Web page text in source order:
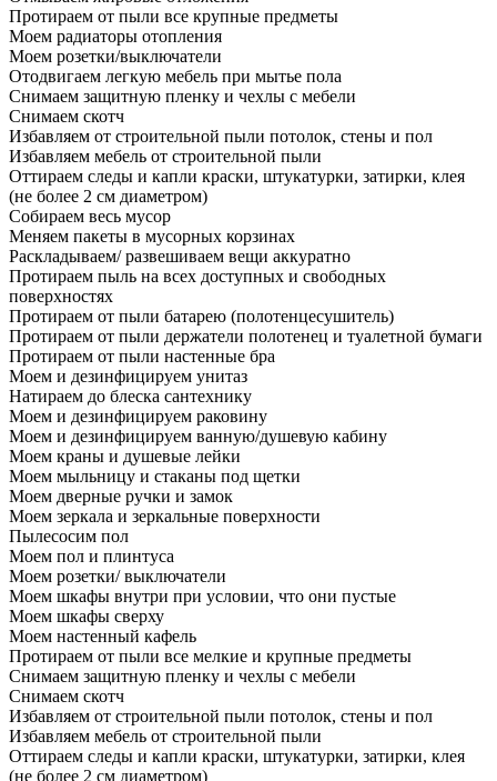
Протираем от пыли все крупные предметы
Моем радиаторы отопления
Моем розетки/выключатели
Отодвигаем легкую мебель при мытье пола
Снимаем защитную пленку и чехлы с мебели
Снимаем скотч
Избавляем от строительной пыли потолок, стены и пол
Избавляем мебель от строительной пыли
Оттираем следы и капли краски, штукатурки, затирки, клея
(не более 2 см диаметром)
Собираем весь мусор
Меняем пакеты в мусорных корзинах
Раскладываем/ развешиваем вещи аккуратно
Протираем пыль на всех доступных и свободных
поверхностях
Протираем от пыли батарею (полотенцесушитель)
Протираем от пыли держатели полотенец и туалетной бумаги
Протираем от пыли настенные бра
Моем и дезинфицируем унитаз
Натираем до блеска сантехнику
Моем и дезинфицируем раковину
Моем и дезинфицируем ванную/душевую кабину
Моем краны и душевые лейки
Моем мыльницу и стаканы под щетки
Моем дверные ручки и замок
Моем зеркала и зеркальные поверхности
Пылесосим пол
Моем пол и плинтуса
Моем розетки/ выключатели
Моем шкафы внутри при условии, что они пустые
Моем шкафы сверху
Моем настенный кафель
Протираем от пыли все мелкие и крупные предметы
Снимаем защитную пленку и чехлы с мебели
Снимаем скотч
Избавляем от строительной пыли потолок, стены и пол
Избавляем мебель от строительной пыли
Оттираем следы и капли краски, штукатурки, затирки, клея
(не более 2 см диаметром)